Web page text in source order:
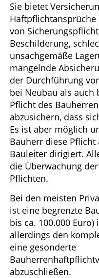
Sie bietet
Haftpflichtansprüche
von
Beschilderung,
unsachgemäße
mangelnde
der Durchführung
bei Neubau als auch
Pflicht des
abzusichern, dass
Es ist aber möglich
Bauherr diese
Bauleiter dirigiert.
die Überwachung
Pflichten.
Bei den meisten
ist eine begrenzte
bis ca. 100.000
allerdings den
eine gesonderte
abzuschließen.